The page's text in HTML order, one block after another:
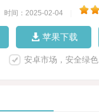
时间：2025-02-04
苹果下载
安卓市场，安全绿色